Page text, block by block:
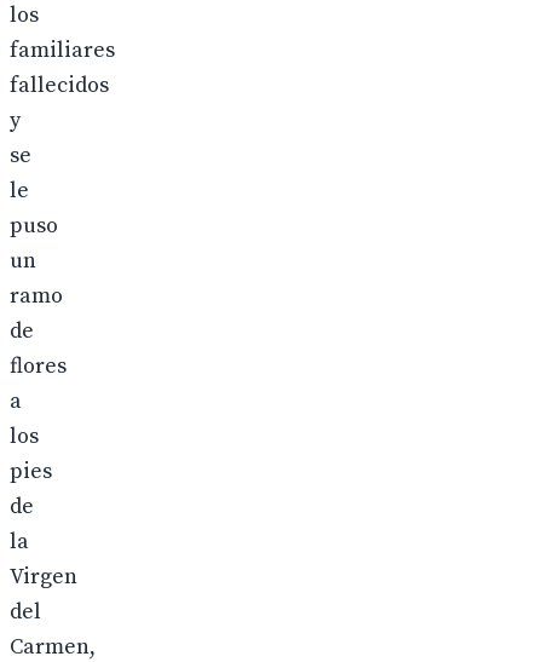
los
familiares
fallecidos
y
se
le
puso
un
ramo
de
flores
a
los
pies
de
la
Virgen
del
Carmen,